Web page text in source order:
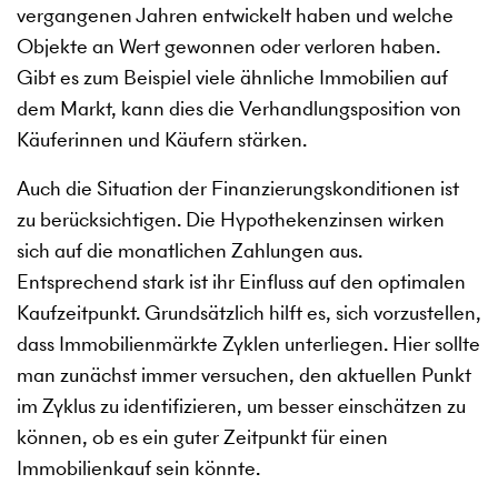
vergangenen Jahren entwickelt haben und welche
Objekte an Wert gewonnen oder verloren haben.
Gibt es zum Beispiel viele ähnliche Immobilien auf
dem Markt, kann dies die Verhandlungsposition von
Käuferinnen und Käufern stärken.
Auch die Situation der Finanzierungskonditionen ist
zu berücksichtigen. Die Hypothekenzinsen wirken
sich auf die monatlichen Zahlungen aus.
Entsprechend stark ist ihr Einfluss auf den optimalen
Kaufzeitpunkt. Grundsätzlich hilft es, sich vorzustellen,
dass Immobilienmärkte Zyklen unterliegen. Hier sollte
man zunächst immer versuchen, den aktuellen Punkt
im Zyklus zu identifizieren, um besser einschätzen zu
können, ob es ein guter Zeitpunkt für einen
Immobilienkauf sein könnte.